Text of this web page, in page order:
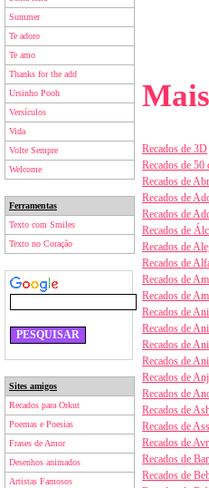
Summer
Te adoro
Te amo
Thanks for the add
Ursinho Pooh
Versículos
Vida
Volte Sempre
Welcome
Ferramentas
Texto com Smiles
Texto no Coração
Sites amigos
Recados para Orkut
Poemas e Poesias
Frases de Amor
Desenhos animados
Artistas Famosos
Recados de 3D
Recados de 50
Recados de
Recados de
Recados de
Recados de
Recados de
Recados de
Recados de
Recados de
Recados de
Recados de
Recados de
Recados de
Recados de
Recados de
Recados de
Recados de
Recados de
Recados de
Recados de